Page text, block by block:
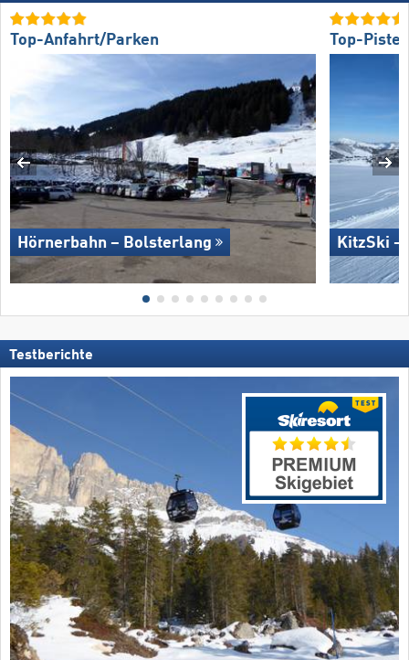
Top-Anfahrt/Parken
Hörnerbahn – Bolsterlang
Top-
KitzSki
Testberichte